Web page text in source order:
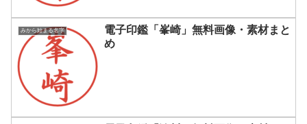
みから始まる名字
電子印鑑「峯崎」無料画像・素材まと
め